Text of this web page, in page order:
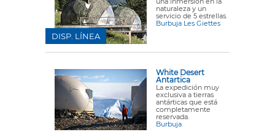
naturaleza y un
servicio de 5 estrellas.
Burbuja Les Giettes
DISP. LÍNEA
White Desert
Antartica
La expedición muy
exclusiva a tierras
antárticas que está
completamente
reservada.
Burbuja